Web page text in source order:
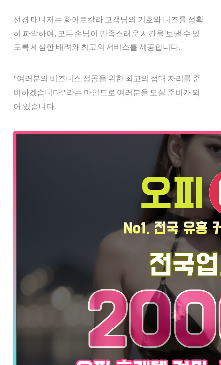
선경 매니저는 화이트칼라 고객님의 기호와 니즈를 정확
히 파악하여, 모든 손님이 만족스러운 시간을 보낼 수 있
도록 세심한 배려와 최고의 서비스를 제공합니다.
"여러분의 비즈니스 성공을 위한 최고의 접대 자리를 준
비하겠습니다!"라는 마인드로 여러분을 모실 준비가 되
어 있습니다.